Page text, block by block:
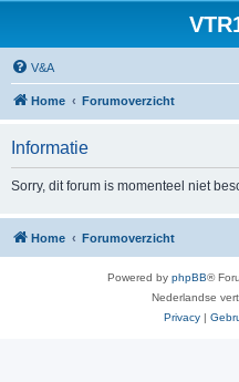
V&A
Home Forumoverzicht
Informatie
Sorry, dit forum is momenteel niet
Home Forumoverzicht
Powered by phpBB®
Nederlandse
Privacy |